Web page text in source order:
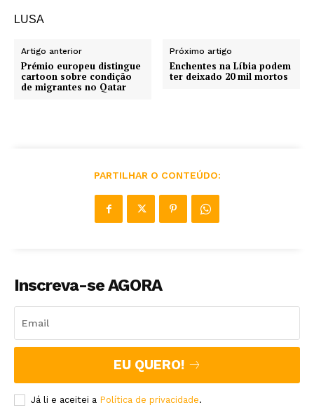
LUSA
Artigo anterior
Prémio europeu distingue
cartoon sobre condição
de migrantes no Qatar
Próximo artigo
Enchentes na Líbia podem
ter deixado 20 mil mortos
PARTILHAR O CONTEÚDO:
Inscreva-se AGORA
EU QUERO!
Já li e aceitei a Política de privacidade.